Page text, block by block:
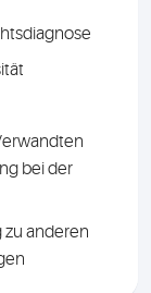
bei der
anderen